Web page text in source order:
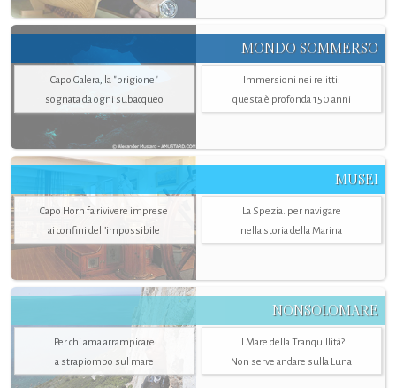
MONDO SOMMERSO
Capo Galera, la "prigione"
sognata da ogni subacqueo
Immersioni nei relitti:
questa è profonda 150 anni
MUSEI
Capo Horn fa rivivere imprese
ai confini dell’impossibile
La Spezia. per navigare
nella storia della Marina
NONSOLOMARE
Per chi ama arrampicare
a strapiombo sul mare
Il Mare della Tranquillità?
Non serve andare sulla Luna